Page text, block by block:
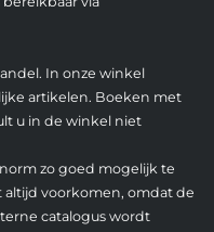
In onze winkel
artikelen. Boeken met
u in de winkel niet
zo goed mogelijk te
voorkomen, omdat de
catalogus wordt